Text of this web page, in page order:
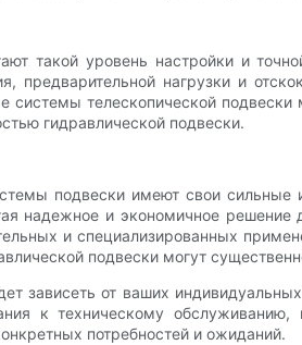
такой уровень настройки и
нагрузки и
телескопической
гидравлической подвески.
подвески имеют свои
надежное и экономичное
и специализированных
подвески могут
зависеть от ваших
к техническому
потребностей и ожиданий.